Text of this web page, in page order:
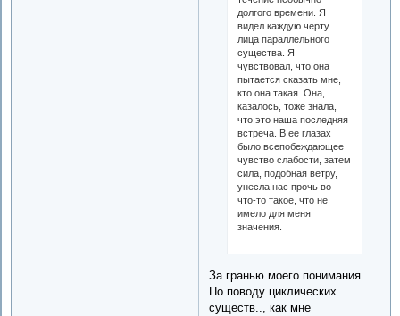
долгого времени. Я
видел каждую черту
лица параллельного
существа. Я
чувствовал, что она
пытается сказать мне,
кто она такая. Она,
казалось, тоже знала,
что это наша последняя
встреча. В ее глазах
было всепобеждающее
чувство слабости, затем
сила, подобная ветру,
унесла нас прочь во
что-то такое, что не
имело для меня
значения.
За гранью моего понимания...
По поводу циклических
существ.., как мне